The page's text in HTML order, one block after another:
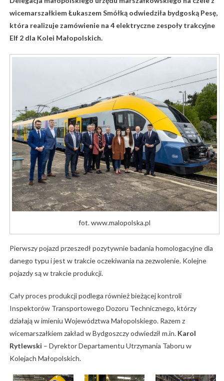
wicemarszałkiem Łukaszem Smółką odwiedziła bydgoską Pesę,
która realizuje zamówienie na 4 elektryczne zespoły trakcyjne
Elf 2 dla Kolei Małopolskich.
fot. www.malopolska.pl
Pierwszy pojazd przeszedł pozytywnie badania homologacyjne dla
danego typu i jest w trakcie oczekiwania na zezwolenie. Kolejne
pojazdy są w trakcie produkcji.
Cały proces produkcji podlega również bieżącej kontroli
Inspektorów Transportowego Dozoru Technicznego, którzy
działają w imieniu Województwa Małopolskiego. Razem z
wicemarszałkiem zakład w Bydgoszczy odwiedził m.in. Karol
Rytlewski – Dyrektor Departamentu Utrzymania Taboru w
Kolejach Małopolskich.